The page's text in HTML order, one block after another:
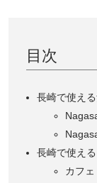
目次
長崎で使え
長崎で使え
カフェ